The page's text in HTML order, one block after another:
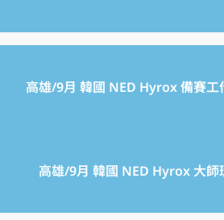
高雄/9月 韓國 NED Hyrox 備賽工
高雄/9月 韓國 NED Hyrox 大師